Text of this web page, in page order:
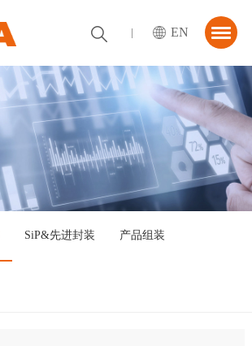
EN
SiP&先进封装 产品组装